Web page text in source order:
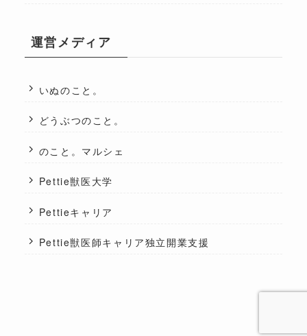
運営メディア
いぬのこと。
どうぶつのこと。
のこと。マルシェ
Pettie獣医大学
Pettieキャリア
Pettie獣医師キャリア独立開業支援